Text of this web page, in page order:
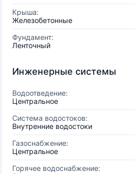
Крыша:
Железобетонные
Фундамент:
Ленточный
Инженерные системы
Водоотведение:
Центральное
Система водостоков:
Внутренние водостоки
Газоснабжение:
Центральное
Горячее водоснабжение: